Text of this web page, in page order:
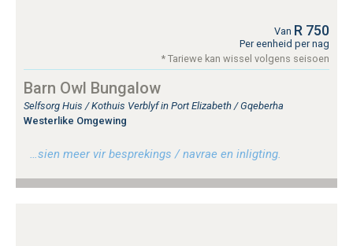
Van R 750
Per eenheid per nag
* Tariewe kan wissel volgens seisoen
Barn Owl Bungalow
Selfsorg Huis / Kothuis Verblyf in Port Elizabeth / Gqeberha
Westerlike Omgewing
…sien meer vir besprekings / navrae en inligting.